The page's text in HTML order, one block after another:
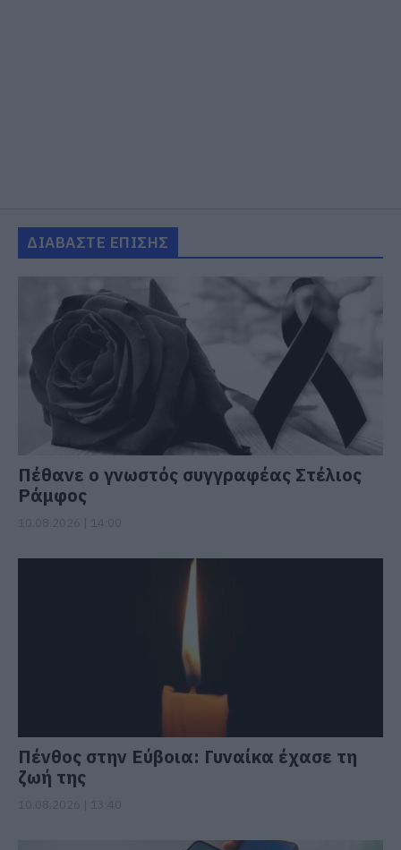
ΔΙΑΒΑΣΤΕ ΕΠΙΣΗΣ
Πέθανε ο γνωστός συγγραφέας Στέλιος
Ράμφος
Πένθος στην Εύβοια: Γυναίκα έχασε τη
ζωή της